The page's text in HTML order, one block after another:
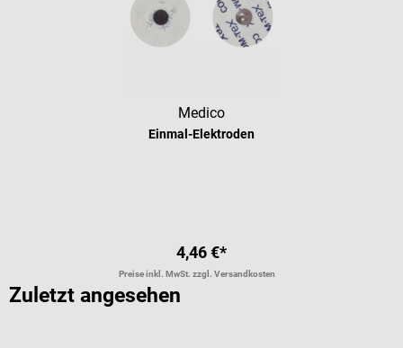
Medico
Einmal-Elektroden
4,46 €*
Preise inkl. MwSt. zzgl. Versandkosten
Zuletzt angesehen